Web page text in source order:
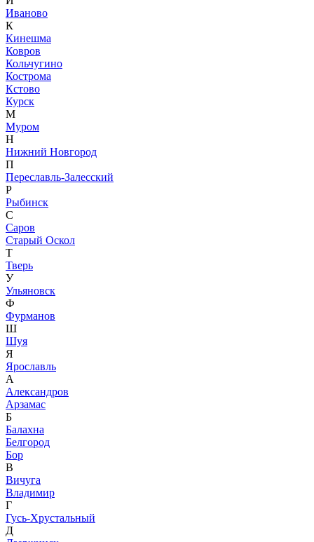
Иваново
К
Кинешма
Ковров
Кольчугино
Кострома
Кстово
Курск
М
Муром
Н
Нижний Новгород
П
Переславль-Залесский
Р
Рыбинск
С
Саров
Старый Оскол
Т
Тверь
У
Ульяновск
Ф
Фурманов
Ш
Шуя
Я
Ярославль
А
Александров
Арзамас
Б
Балахна
Белгород
Бор
В
Вичуга
Владимир
Г
Гусь-Хрустальный
Д